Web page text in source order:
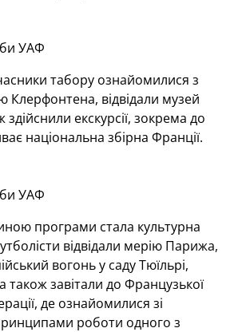
УАФ
табору ознайомилися з
Клерфонтена, відвідали музей
екскурсії, зокрема до
національна збірна Франції.
УАФ
програми стала культурна
відвідали мерію Парижа,
вогонь у саду Тюїльрі,
також завітали до Французької
де ознайомилися зі
роботи одного з